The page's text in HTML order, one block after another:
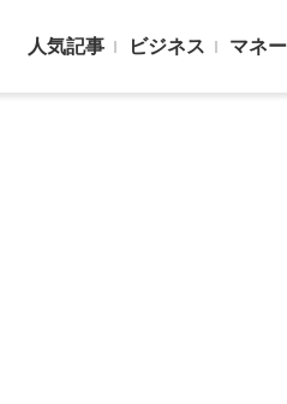
人気記事 ビジネス マネー